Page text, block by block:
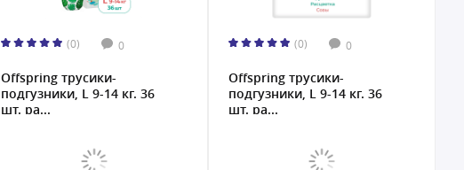
(0) 0
Offspring трусики-
подгузники, L 9-14 кг. 36
шт. ра...
(0) 0
Offspring трусики-
подгузники, L 9-14 кг. 36
шт. ра...